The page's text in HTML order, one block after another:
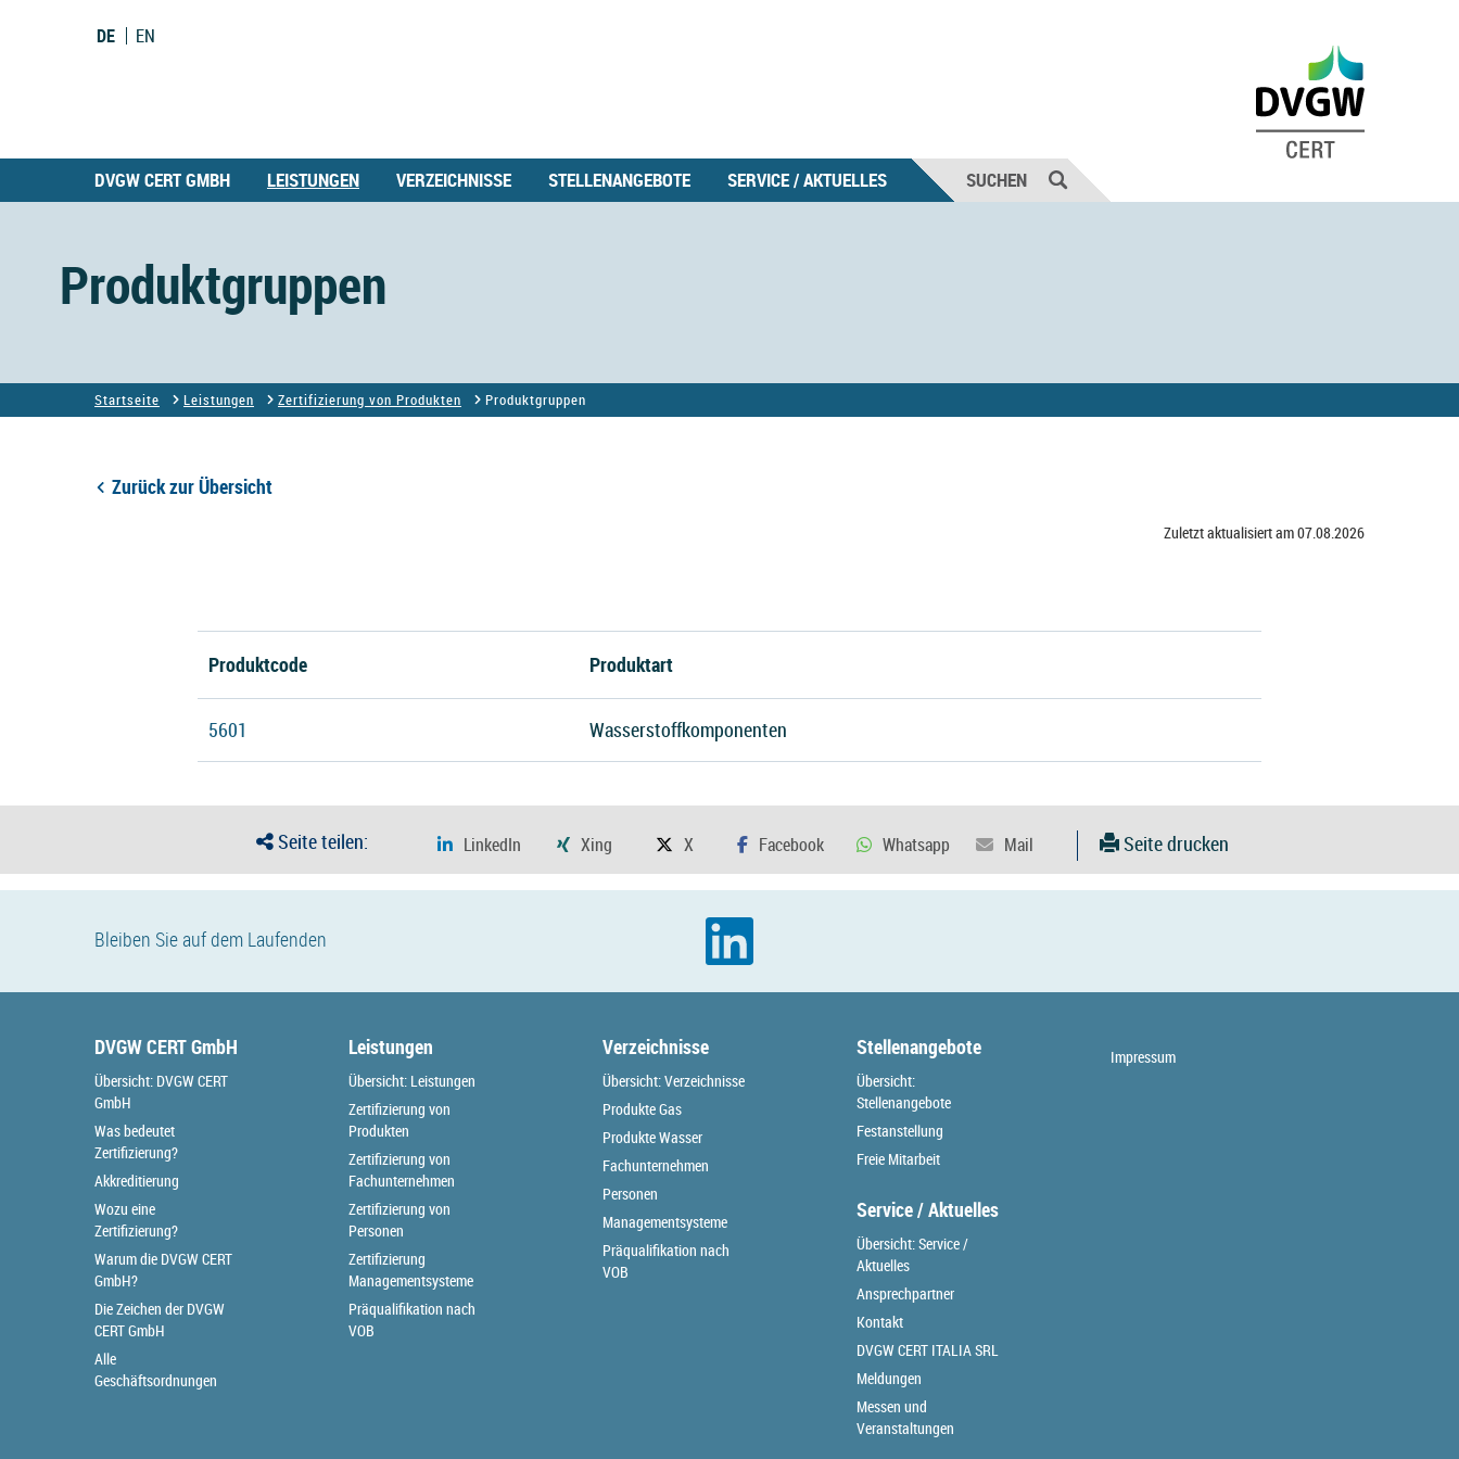
DE EN
DVGW CERT GMBH LEISTUNGEN VERZEICHNISSE STELLENANGEBOTE SERVICE / AKTUELLES SUCHEN
Produktgruppen
Startseite Leistungen Zertifizierung von Produkten Produktgruppen
Zurück zur Übersicht
Zuletzt aktualisiert am 07.08.2026
Produktcode Produktart
5601 Wasserstoffkomponenten
Seite teilen: Seite drucken
Bleiben Sie auf dem Laufenden
DVGW CERT GmbH
Übersicht: DVGW CERT
GmbH
Was bedeutet
Zertifizierung?
Akkreditierung
Wozu eine
Zertifizierung?
Warum die DVGW CERT
GmbH?
Die Zeichen der DVGW
CERT GmbH
Alle
Geschäftsordnungen
Leistungen
Übersicht: Leistungen
Zertifizierung von
Produkten
Zertifizierung von
Fachunternehmen
Zertifizierung von
Personen
Zertifizierung
Managementsysteme
Präqualifikation nach
VOB
Verzeichnisse
Übersicht: Verzeichnisse
Produkte Gas
Produkte Wasser
Fachunternehmen
Personen
Managementsysteme
Präqualifikation nach
VOB
Stellenangebote
Übersicht:
Stellenangebote
Festanstellung
Freie Mitarbeit
Service / Aktuelles
Übersicht: Service /
Aktuelles
Ansprechpartner
Kontakt
DVGW CERT ITALIA SRL
Meldungen
Messen und
Veranstaltungen
Impressum